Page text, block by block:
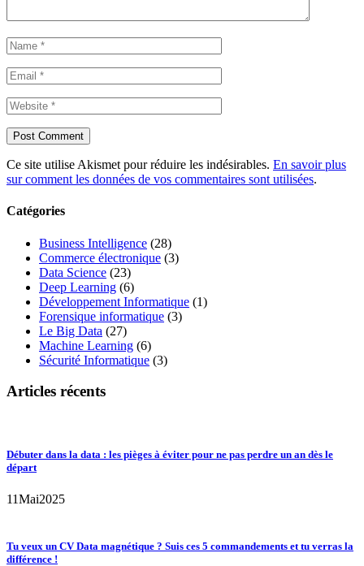
Ce site utilise Akismet pour réduire les indésirables. En savoir plus
sur comment les données de vos commentaires sont utilisées.
Catégories
Business Intelligence (28)
Commerce électronique (3)
Data Science (23)
Deep Learning (6)
Développement Informatique (1)
Forensique informatique (3)
Le Big Data (27)
Machine Learning (6)
Sécurité Informatique (3)
Articles récents
Débuter dans la data : les pièges à éviter pour ne pas perdre un an dès le
départ
11Mai2025
Tu veux un CV Data magnétique ? Suis ces 5 commandements et tu verras la
différence !